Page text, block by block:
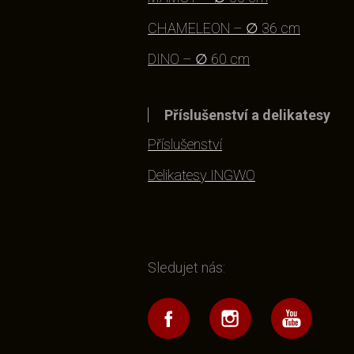
CHAMELEON – ∅ 36 cm
DINO – ∅ 60 cm
Příslušenství a delikatesy
Příslušenství
Delikatesy INGWO
Sledujet nás: